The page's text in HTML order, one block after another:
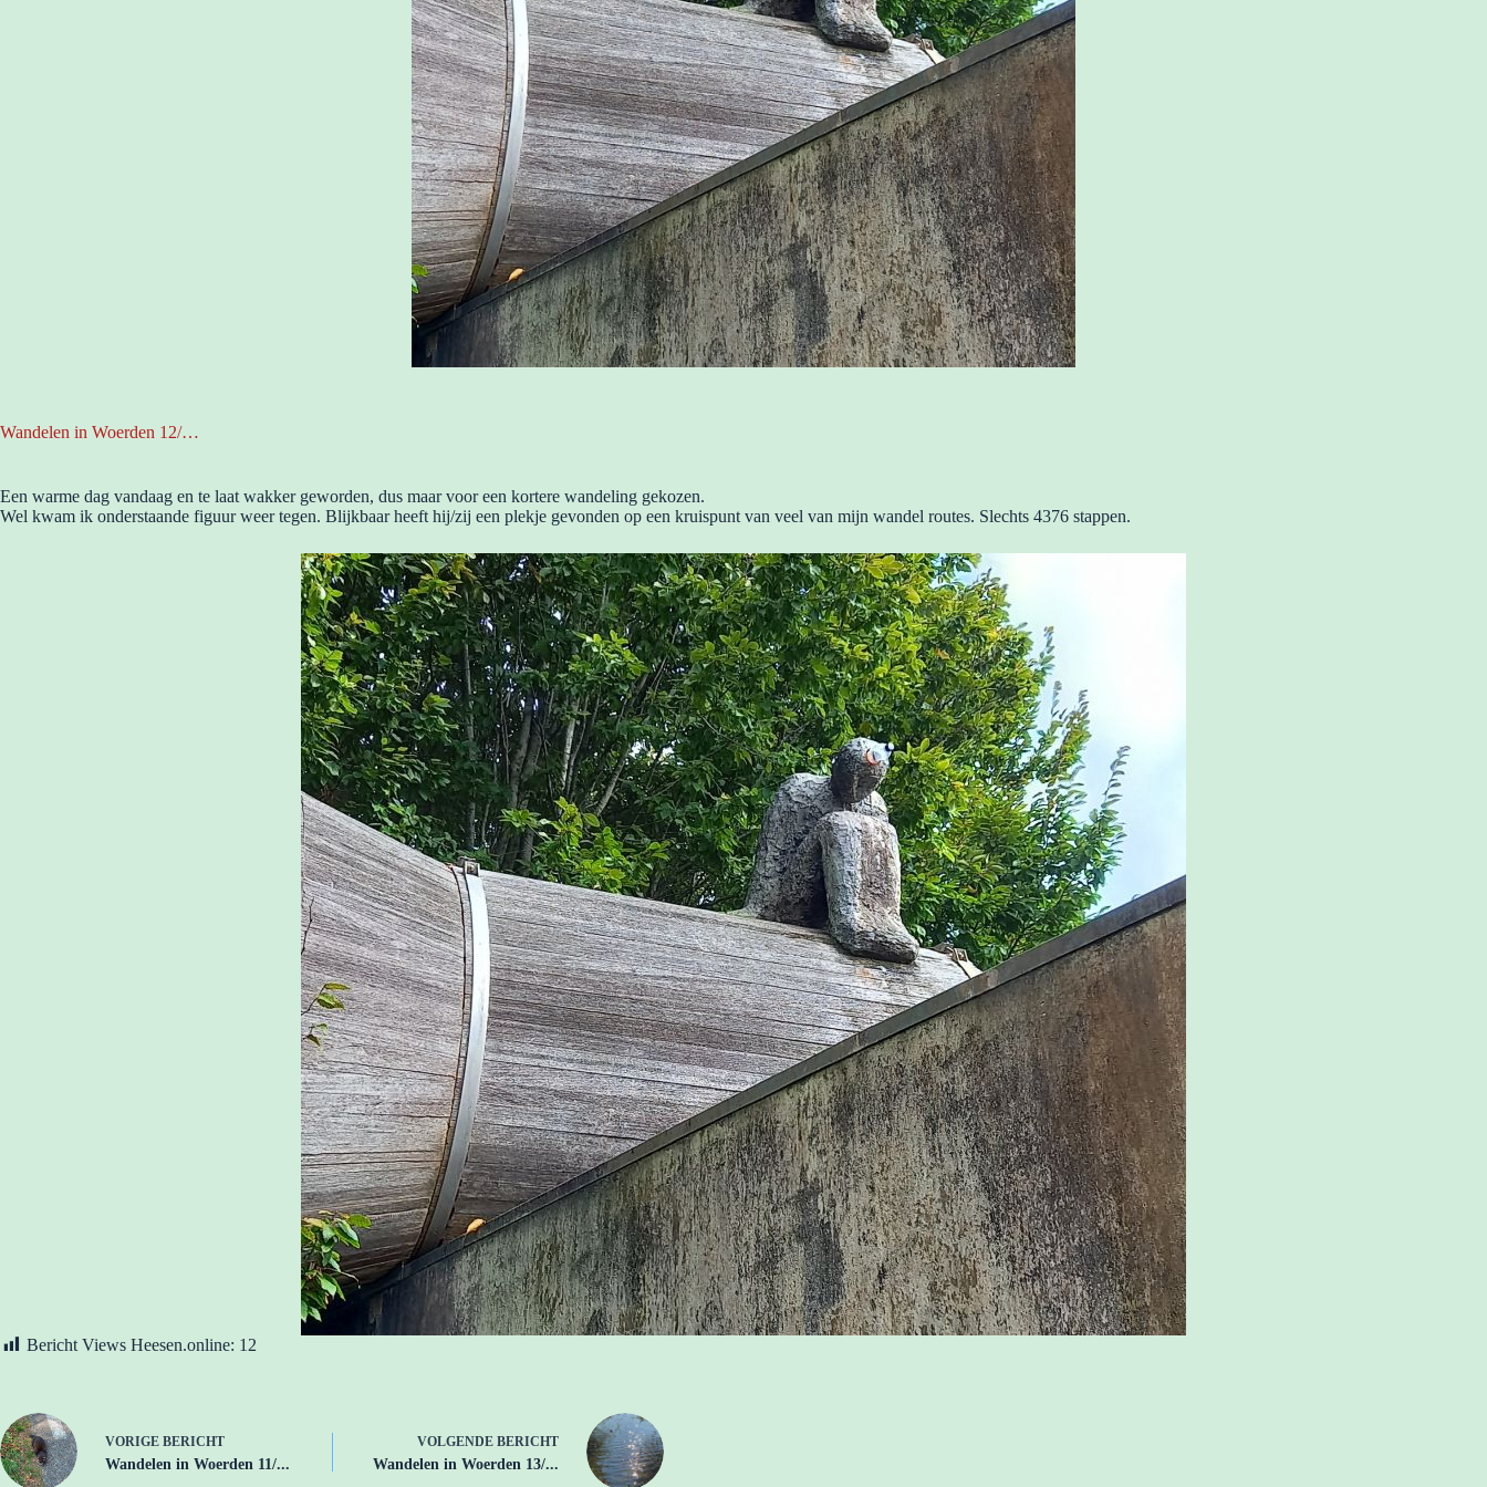
Wandelen in Woerden 12/…
Een warme dag vandaag en te laat wakker geworden, dus maar voor een kortere wandeling gekozen.
Wel kwam ik onderstaande figuur weer tegen. Blijkbaar heeft hij/zij een plekje gevonden op een kruispunt van veel van mijn wandel routes. Slechts 4376 stappen.
Bericht Views Heesen.online: 12
VORIGE BERICHT
Wandelen in Woerden 11/...
VOLGENDE BERICHT
Wandelen in Woerden 13/...